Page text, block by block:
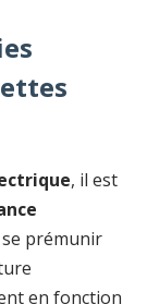
, il est
prémunir
en fonction